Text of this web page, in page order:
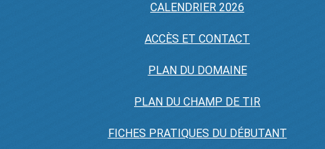
CALENDRIER 2026
ACCÈS ET CONTACT
PLAN DU DOMAINE
PLAN DU CHAMP DE TIR
FICHES PRATIQUES DU DÉBUTANT